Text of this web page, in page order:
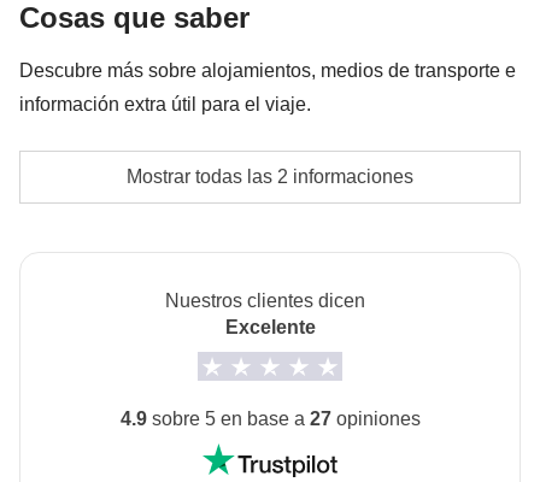
local autorizado, visita nocturna del Parque de
Ranomafana y entrada a las reservas de Anja y
Reniala con guía local autorizado
Propinas para los proveedores de servicios locales
Cosas que saber
Descubre más sobre alojamientos, medios de transporte e
información extra útil para el viaje.
La opción “no-sharing room” no está disponible en
este viaje
Info sobre habitaciones privadas
Mostrar todas las 2 informaciones
Nuestros clientes dicen
Excelente
4.9sobre 5 en base a 27opiniones